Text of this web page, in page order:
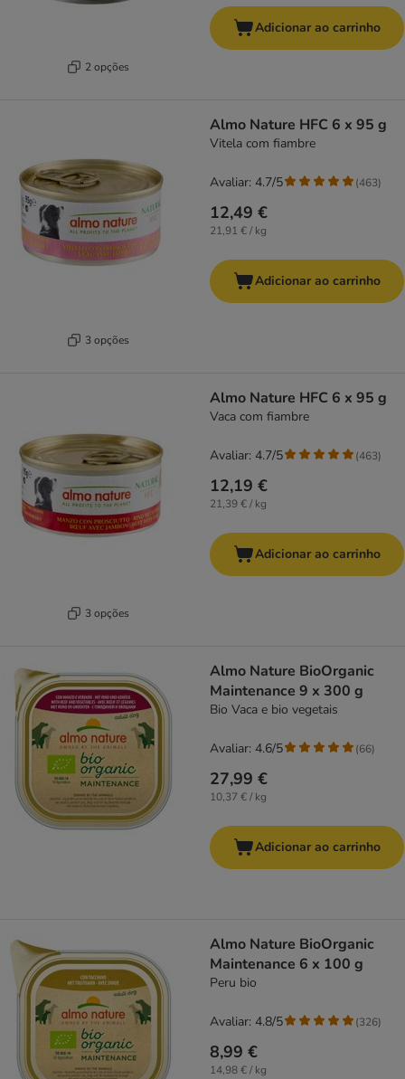
2 opções
Adicionar ao carrinho
3 opções
Almo Nature HFC 6 x 95 g
Vitela com fiambre
12,49 €
21,91 € / kg
Avaliar: 4.7/5 (463)
Adicionar ao carrinho
3 opções
Almo Nature HFC 6 x 95 g
Vaca com fiambre
12,19 €
21,39 € / kg
Avaliar: 4.7/5 (463)
Adicionar ao carrinho
Almo Nature BioOrganic
Maintenance 9 x 300 g
Bio Vaca e bio vegetais
27,99 €
10,37 € / kg
Avaliar: 4.6/5 (66)
Adicionar ao carrinho
Almo Nature BioOrganic
Maintenance 6 x 100 g
Peru bio
8,99 €
14,98 € / kg
Avaliar: 4.8/5 (326)